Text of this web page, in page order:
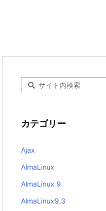
カテゴリー
Ajax
AlmaLinux
AlmaLinux 9
AlmaLinux9.3